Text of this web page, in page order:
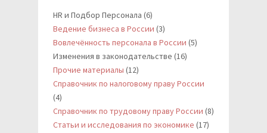
HR и Подбор Персонала (6)
Ведение бизнеса в России (3)
Вовлечённость персонала в России (5)
Изменения в законодательстве (16)
Прочие материалы (12)
Справочник по налоговому праву России
(4)
Справочник по трудовому праву России (8)
Статьи и исследования по экономике (17)